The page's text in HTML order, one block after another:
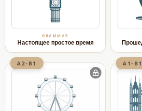
GRAMMAR
Настоящее простое время
A2-B1 A1-B1